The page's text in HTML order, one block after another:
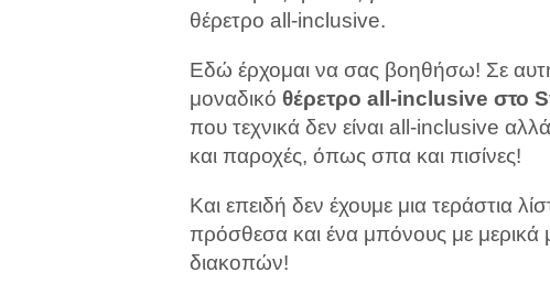
θέρετρο all-inclusive.
Εδώ έρχομαι να σας βοηθήσω! Σε
μοναδικό θέρετρο all-inclusive στο
που τεχνικά δεν είναι all-inclusive
και παροχές, όπως σπα και πισίνες!
Και επειδή δεν έχουμε μια τεράστια
πρόσθεσα και ένα μπόνους με μερικά
διακοπών!